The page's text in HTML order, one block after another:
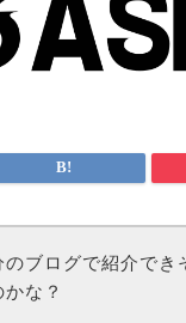
ブログで紹介でき
な？